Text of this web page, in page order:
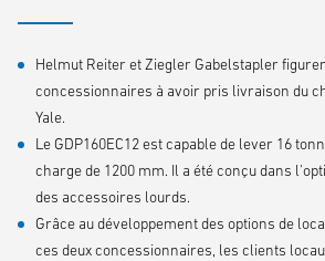
Helmut Reiter et Ziegler Gabelstapler
concessionnaires à avoir pris livraison du
Yale.
Le GDP160EC12 est capable de lever 16
charge de 1200 mm. Il a été conçu dans
des accessoires lourds.
Grâce au développement des options de
ces deux concessionnaires, les clients